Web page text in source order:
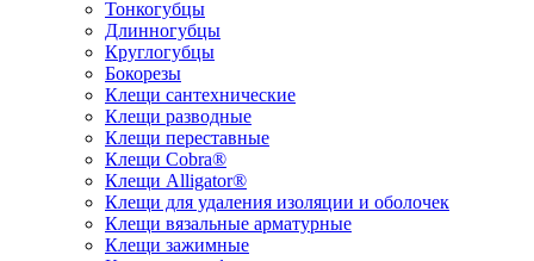
Тонкогубцы
Длинногубцы
Круглогубцы
Бокорезы
Клещи сантехнические
Клещи разводные
Клещи переставные
Клещи Cobra®
Клещи Alligator®
Клещи для удаления изоляции и оболочек
Клещи вязальные арматурные
Клещи зажимные